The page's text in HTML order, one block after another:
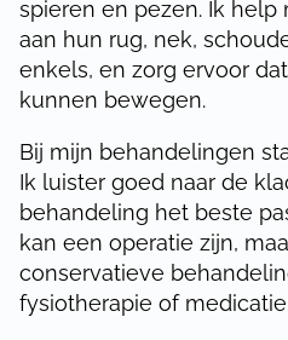
bestelt) één dag
bestelling verstuurd?
mail met een track
DHL. Zo weet je
artikelpagina
van het artikel. Deze
artikelen (of als je
wij jebestelling
een e-mail met een
van DHL. Zo weet je
pakketje is.
spieren en pezen. Ik
aan hun rug, nek,
enkels, en zorg ervoor
kunnen bewegen.
Bij mijn behandelingen
Ik luister goed naar de
behandeling het beste
kan een operatie zijn,
conservatieve
fysiotherapie of